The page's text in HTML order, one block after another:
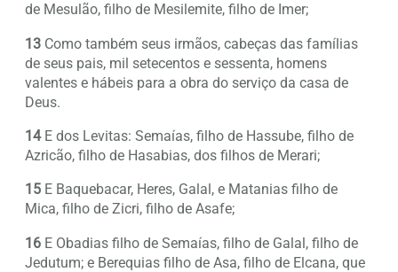
de Mesulão, filho de Mesilemite, filho de Imer;
13 Como também seus irmãos, cabeças das famílias
de seus pais, mil setecentos e sessenta, homens
valentes e hábeis para a obra do serviço da casa de
Deus.
14E dos Levitas: Semaías, filho de Hassube, filho de
Azricão, filho de Hasabias, dos filhos de Merari;
15 E Baquebacar, Heres, Galal, e Matanias filho de
Mica, filho de Zicri, filho de Asafe;
16 E Obadias filho de Semaías, filho de Galal, filho de
Jedutum; e Berequias filho de Asa, filho de Elcana, que